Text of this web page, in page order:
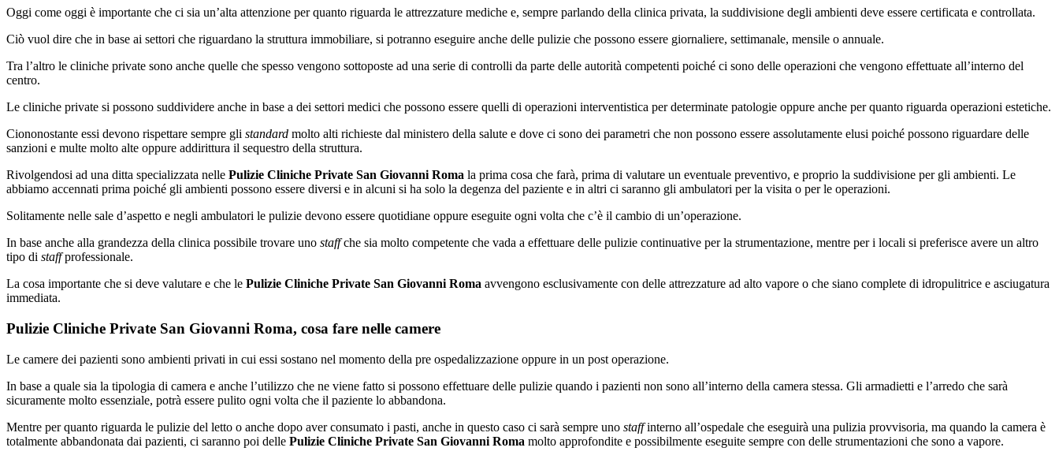
Oggi come oggi è importante che ci sia un’alta attenzione per quanto riguarda le attrezzature mediche e, sempre parlando della clinica privata, la suddivisione degli ambienti deve essere certificata e controllata.
Ciò vuol dire che in base ai settori che riguardano la struttura immobiliare, si potranno eseguire anche delle pulizie che possono essere giornaliere, settimanale, mensile o annuale.
Tra l’altro le cliniche private sono anche quelle che spesso vengono sottoposte ad una serie di controlli da parte delle autorità competenti poiché ci sono delle operazioni che vengono effettuate all’interno del
centro.
Le cliniche private si possono suddividere anche in base a dei settori medici che possono essere quelli di operazioni interventistica per determinate patologie oppure anche per quanto riguarda operazioni estetiche.
Ciononostante essi devono rispettare sempre gli standard molto alti richieste dal ministero della salute e dove ci sono dei parametri che non possono essere assolutamente elusi poiché possono riguardare delle
sanzioni e multe molto alte oppure addirittura il sequestro della struttura.
Rivolgendosi ad una ditta specializzata nelle Pulizie Cliniche Private San Giovanni Roma la prima cosa che farà, prima di valutare un eventuale preventivo, e proprio la suddivisione per gli ambienti. Le
abbiamo accennati prima poiché gli ambienti possono essere diversi e in alcuni si ha solo la degenza del paziente e in altri ci saranno gli ambulatori per la visita o per le operazioni.
Solitamente nelle sale d’aspetto e negli ambulatori le pulizie devono essere quotidiane oppure eseguite ogni volta che c’è il cambio di un’operazione.
In base anche alla grandezza della clinica possibile trovare uno staffche sia molto competente che vada a effettuare delle pulizie continuative per la strumentazione, mentre per i locali si preferisce avere un altro
tipo di staffprofessionale.
La cosa importante che si deve valutare e che le Pulizie Cliniche Private San Giovanni Roma avvengono esclusivamente con delle attrezzature ad alto vapore o che siano complete di idropulitrice e asciugatura
immediata.
Pulizie Cliniche Private San Giovanni Roma, cosa fare nelle camere
Le camere dei pazienti sono ambienti privati in cui essi sostano nel momento della pre ospedalizzazione oppure in un post operazione.
In base a quale sia la tipologia di camera e anche l’utilizzo che ne viene fatto si possono effettuare delle pulizie quando i pazienti non sono all’interno della camera stessa. Gli armadietti e l’arredo che sarà
sicuramente molto essenziale, potrà essere pulito ogni volta che il paziente lo abbandona.
Mentre per quanto riguarda le pulizie del letto o anche dopo aver consumato i pasti, anche in questo caso ci sarà sempre uno staffinterno all’ospedale che eseguirà una pulizia provvisoria, ma quando la camera è
totalmente abbandonata dai pazienti, ci saranno poi delle Pulizie Cliniche Private San Giovanni Roma molto approfondite e possibilmente eseguite sempre con delle strumentazioni che sono a vapore.